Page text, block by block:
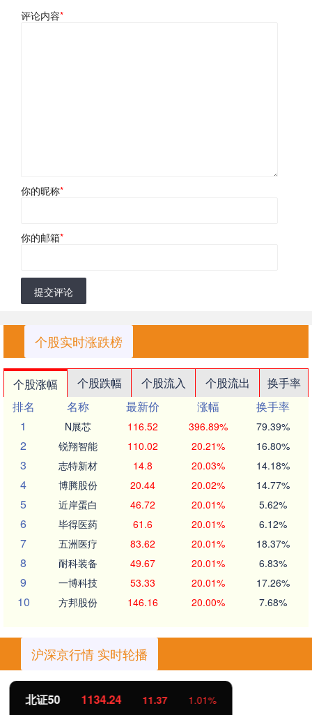
评论内容*
你的昵称*
你的邮箱*
提交评论
个股实时涨跌榜
个股涨幅 个股跌幅 个股流入 个股流出
换手率
排名
名称 最新价 涨幅
换手率
1
N展芯 116.52 396.89% 79.39%
2 锐翔智能 110.02 20.21% 16.80%
3 志特新材 14.8 20.03% 14.18%
4 博腾股份 20.44 20.02% 14.77%
5 近岸蛋白 46.72 20.01% 5.62%
6 毕得医药 61.6 20.01% 6.12%
7 五洲医疗 83.62 20.01% 18.37%
8 耐科装备 49.67 20.01% 6.83%
9 一博科技 53.33 20.01% 17.26%
10 方邦股份 146.16 20.00% 7.68%
沪深京行情 实时轮播
创业板指 3563.12 47.56